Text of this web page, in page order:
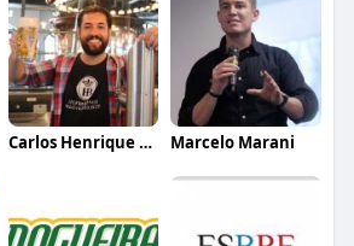
Carlos Henrique de Faria Vasconcelos Marcelo Marani